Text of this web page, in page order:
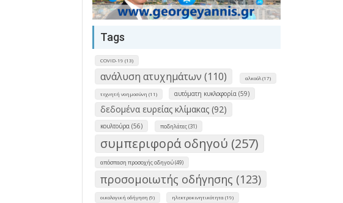
Tags
COVID-19 (13)
ανάλυση ατυχημάτων (110) αλκοόλ (17)
τεχνητή νοημοσύνη (11) αυτόματη κυκλοφορία (59)
δεδομένα ευρείας κλίμακας (92)
κουλτούρα (56) ποδηλάτες (31)
συμπεριφορά οδηγού (257)
απόσπαση προσοχής οδηγού (49)
προσομοιωτής οδήγησης (123)
οικολογική οδήγηση (9) ηλεκτροκινητικότητα (19)